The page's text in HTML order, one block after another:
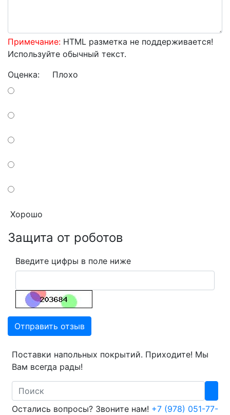
Примечание: HTML разметка не поддерживается!
Используйте обычный текст.
Оценка: Плохо
Хорошо
Защита от роботов
Введите цифры в поле ниже
Отправить отзыв
Поставки напольных покрытий. Приходите! Мы
Вам всегда рады!
Search
Остались вопросы? Звоните нам! +7 (978) 051-77-